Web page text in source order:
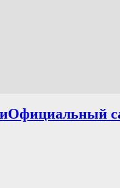
Официальный